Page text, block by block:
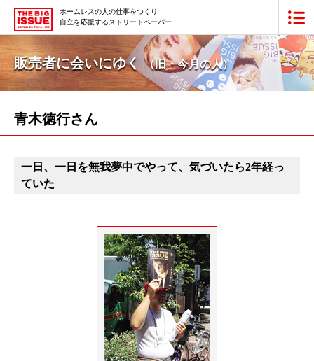
ホームレスの人の仕事をつくり
自立を応援するストリートペーパー
ビッグイシュー日本版とは
買いたい
販売したい
あなたにできること
広告掲載
販売者に会いにゆく （旧・今月の人）
青木徳行さん
一日、一日を無我夢中でやって、気づいたら2年経っ
ていた